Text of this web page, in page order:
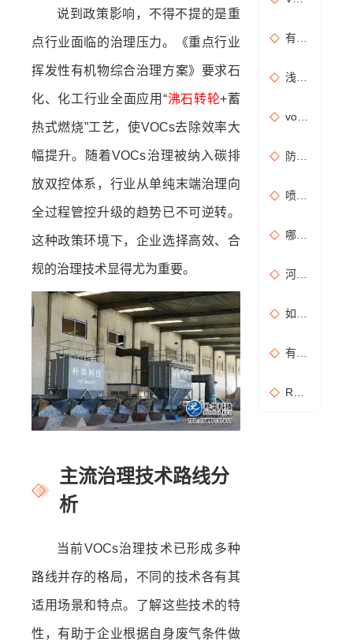
说到政策影响，不得不提的是重
点行业面临的治理压力。《重点行业
挥发性有机物综合治理方案》要求石
化、化工行业全面应用“沸石转轮+蓄
热式燃烧”工艺，使VOCs去除效率大
幅提升。随着VOCs治理被纳入碳排
放双控体系，行业从单纯末端治理向
全过程管控升级的趋势已不可逆转。
这种政策环境下，企业选择高效、合
规的治理技术显得尤为重要。
主流治理技术路线分
析
当前VOCs治理技术已形成多种
路线并存的格局，不同的技术各有其
适用场景和特点。了解这些技术的特
性，有助于企业根据自身废气条件做